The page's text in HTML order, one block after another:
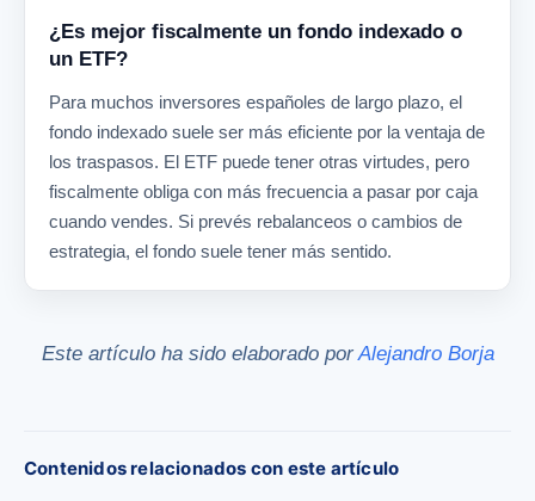
¿Es mejor fiscalmente un fondo indexado o
un ETF?
Para muchos inversores españoles de largo plazo, el
fondo indexado suele ser más eficiente por la ventaja de
los traspasos. El ETF puede tener otras virtudes, pero
fiscalmente obliga con más frecuencia a pasar por caja
cuando vendes. Si prevés rebalanceos o cambios de
estrategia, el fondo suele tener más sentido.
Este artículo ha sido elaborado porAlejandro Borja
Contenidos relacionados con este artículo